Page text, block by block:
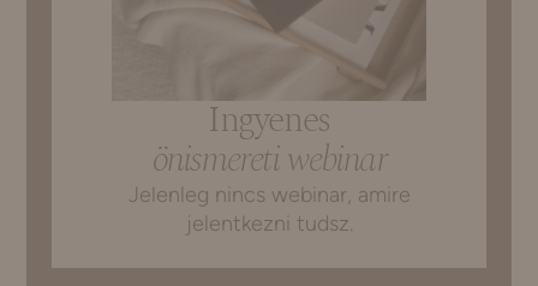
Ingyenes
önismereti webinar
Jelenleg nincs webinar, amire
jelentkezni tudsz.